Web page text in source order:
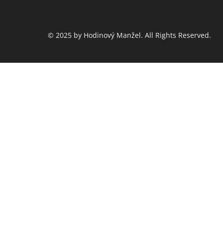
© 2025 by Hodinový Manžel. All Rights Reserved.